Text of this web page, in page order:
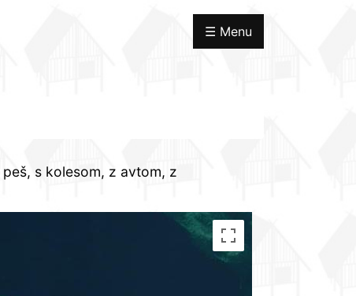
☰ Menu
peš, s kolesom, z avtom, z